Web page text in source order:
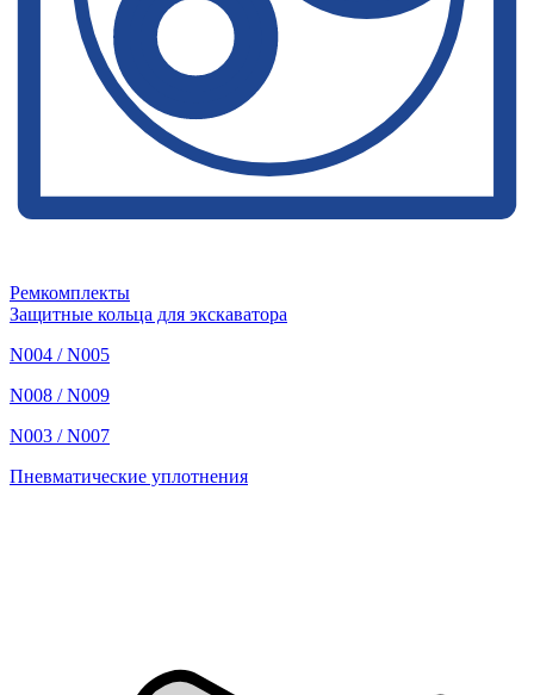
Ремкомплекты
Защитные кольца для экскаватора
N004 / N005
N008 / N009
N003 / N007
Пневматические уплотнения